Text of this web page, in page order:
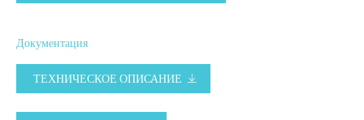
Документация
ТЕХНИЧЕСКОЕ ОПИСАНИЕ